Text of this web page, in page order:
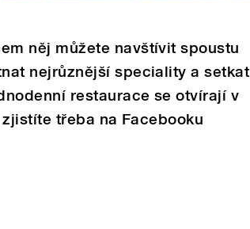
něj můžete navštívit spoustu
nejrůznější speciality a setkat
restaurace se otvírají v
třeba na Facebooku